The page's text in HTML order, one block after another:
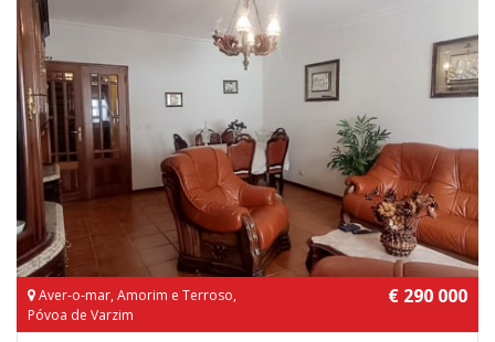
Aver-o-mar, Amorim e Terroso,
Póvoa de Varzim
€ 290 000